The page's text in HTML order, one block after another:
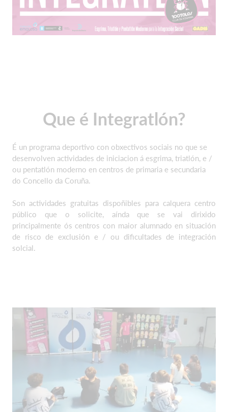
Que é Integratlón?
É un programa deportivo con obxectivos sociais no que se
desenvolven actividades de iniciacion á esgrima, triatlón, e /
ou pentatlón moderno en centros de primaria e secundaria
do Concello da Coruña.
Son actividades gratuitas dispoñibles para calquera centro
público que o solicite, aínda que se vai dirixido
principalmente ós centros con maior alumnado en situación
de risco de exclusión e / ou dificultades de integración
solcial.